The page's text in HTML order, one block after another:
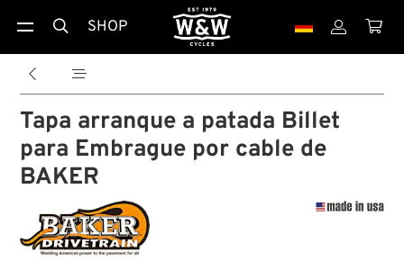
 SHOP  
 
Tapa arranque a patada Billet
para Embrague por cable de
BAKER